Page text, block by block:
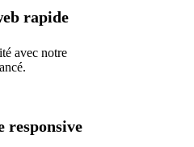
rapide
avec notre
responsive